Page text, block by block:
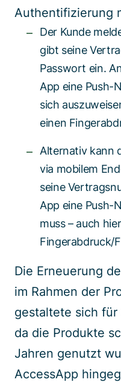
Authentifizierung
Der Kunde
gibt seine
Passwort ein.
App eine Push-
sich
einen
Alternativ kann
via mobilem
seine
App eine Push-
muss – auch
Fingerabdruck/
Die Erneuerung
im Rahmen der
gestaltete sich
da die Produkte
Jahren genutzt
AccessApp